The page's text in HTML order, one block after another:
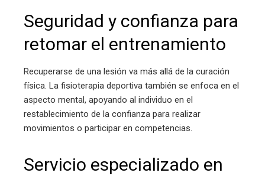
Seguridad y confianza para
retomar el entrenamiento
Recuperarse de una lesión va más allá de la curación
física. La fisioterapia deportiva también se enfoca en el
aspecto mental, apoyando al individuo en el
restablecimiento de la confianza para realizar
movimientos o participar en competencias.
Servicio especializado en